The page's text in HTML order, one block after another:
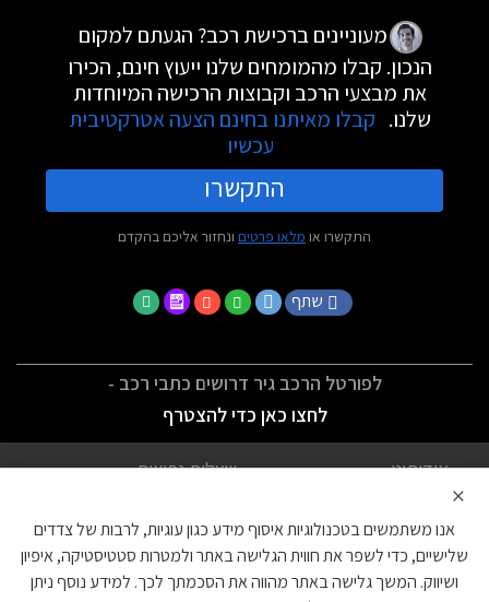
מעוניינים ברכישת רכב? הגעתם למקום
הנכון. קבלו מהמומחים שלנו ייעוץ חינם, הכירו
את מבצעי הרכב וקבוצות הרכישה המיוחדות
שלנו. קבלו מאיתנו בחינם הצעה אטרקטיבית
עכשיו
התקשרו
התקשרו או מלאו פרטים ונחזור אליכם בהקדם
שתף
לפורטל הרכב גיר דרושים כתבי רכב -
לחצו כאן כדי להצטרף
אודותינו
שאלות נפוצות
הצהרת נגישות
צור קשר
עוגיות
×
אנו משתמשים בטכנולוגיות איסוף מידע כגון עוגיות, לרבות של צדדים
שלישיים, כדי לשפר את חווית הגלישה באתר ולמטרות סטטיסטיקה, איפיון
ושיווק. המשך גלישה באתר מהווה את הסכמתך לכך. למידע נוסף ניתן